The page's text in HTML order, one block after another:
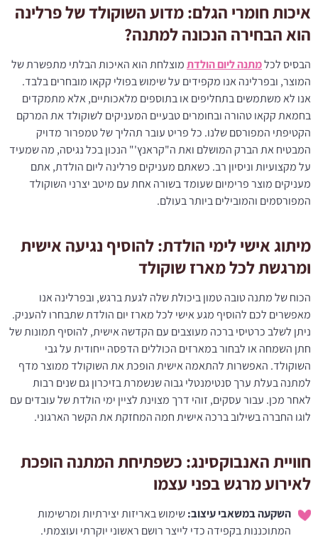
איכות חומרי הגלם: מדוע השוקולד של פרלינה
הוא הבחירה הנכונה למתנה?
הבסיס לכלמתנה ליום הולדתמוצלחת הוא האיכות הבלתי מתפשרת של
המוצר, ובפרלינה אנו מקפידים על שימוש בפולי קקאו מובחרים בלבד.
אנו לא משתמשים בתחליפים או בתוספים מלאכותיים, אלא מתמקדים
בחמאת קקאו טהורה ובחומרים טבעיים המעניקים לשוקולד את המרקם
הקטיפתי המפורסם שלנו. כל פריט עובר תהליך של טמפרור מדויק
המבטיח את הברק המושלם ואת ה"קראנץ'" הנכון בכל נגיסה, מה שמעיד
על מקצועיות וניסיון רב. כשאתם מעניקים פרלינה ליום הולדת, אתם
מעניקים מוצר פרימיום שעומד בשורה אחת עם מיטב יצרני השוקולד
המפורסמים והמובילים ביותר בעולם.
מיתוג אישי לימי הולדת: להוסיף נגיעה אישית
ומרגשת לכל מארז שוקולד
הכוח של מתנה טובה טמון ביכולת שלה לגעת ברגש, ובפרלינה אנו
מאפשרים לכם להוסיף מגע אישי לכל מארז יום הולדת שתבחרו להעניק.
ניתן לשלב כרטיסי ברכה מעוצבים עם הקדשה אישית, להוסיף תמונות של
חתן השמחה או לבחור במארזים הכוללים הדפסה ייחודית על גבי
השוקולד. האפשרות להתאמה אישית הופכת את השוקולד ממוצר מדף
למתנה בעלת ערך סנטימנטלי גבוה שנשמרת בזיכרון גם שנים רבות
לאחר מכן. עבור עסקים, זוהי דרך מצוינת לציין ימי הולדת של עובדים עם
לוגו החברה בשילוב ברכה אישית חמה המחזקת את הקשר הארגוני.
חוויית האנבוקסינג: כשפתיחת המתנה הופכת
לאירוע מרגש בפני עצמו
השקעה במשאבי עיצוב:שימוש באריזות יצירתיות ומרשימות
המתוכננות בקפידה כדי לייצר רושם ראשוני יוקרתי ועוצמתי.